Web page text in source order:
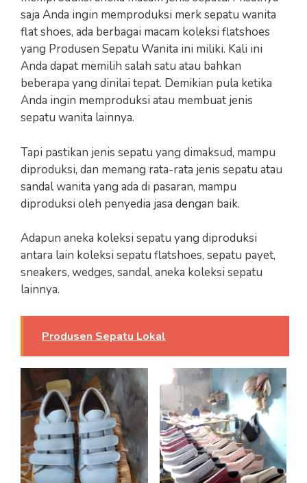
saja Anda ingin memproduksi merk sepatu wanita
flat shoes, ada berbagai macam koleksi flatshoes
yang Produsen Sepatu Wanita ini miliki. Kali ini
Anda dapat memilih salah satu atau bahkan
beberapa yang dinilai tepat. Demikian pula ketika
Anda ingin memproduksi atau membuat jenis
sepatu wanita lainnya.
Tapi pastikan jenis sepatu yang dimaksud, mampu
diproduksi, dan memang rata-rata jenis sepatu atau
sandal wanita yang ada di pasaran, mampu
diproduksi oleh penyedia jasa dengan baik.
Adapun aneka koleksi sepatu yang diproduksi
antara lain koleksi sepatu flatshoes, sepatu payet,
sneakers, wedges, sandal, aneka koleksi sepatu
lainnya.
Produsen Sepatu Lokal